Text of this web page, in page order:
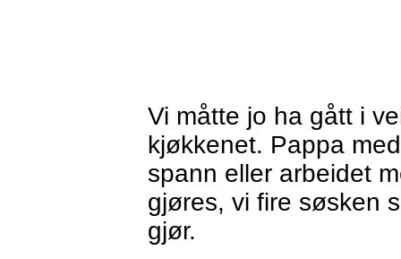
Vi måtte jo ha gått i
kjøkkenet. Pappa
spann eller arbeidet
gjøres, vi fire søsken
gjør.